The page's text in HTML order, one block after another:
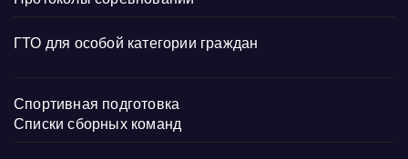
ГТО для особой категории граждан
Спортивная подготовка
Списки сборных команд